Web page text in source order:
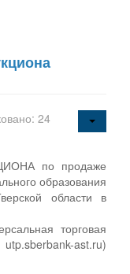
24
по продаже
образования
области в
торговая
ast.ru)